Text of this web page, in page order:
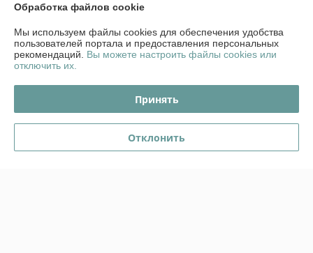
О нас
Обработка файлов cookie
Мы используем файлы cookies для обеспечения удобства
пользователей портала и предоставления персональных
рекомендаций. Вы можете настроить файлы cookies или
отключить их.
Принять
Отклонить